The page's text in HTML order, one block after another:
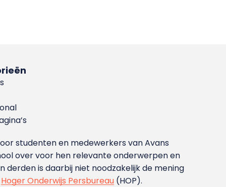
studenten en medewerkers van Avans
over voor hen relevante onderwerpen en
is daarbij niet noodzakelijk de mening
Hoger Onderwijs Persbureau (HOP).